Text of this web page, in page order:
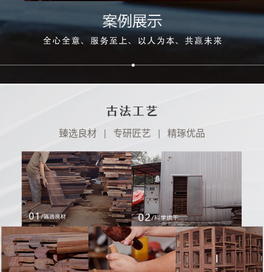
臻选良材 | 专研匠艺 | 精琢优品